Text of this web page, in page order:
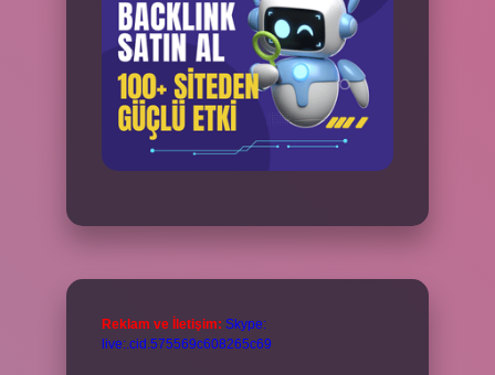
Reklam ve İletişim: Skype:
live:.cid.575569c608265c69